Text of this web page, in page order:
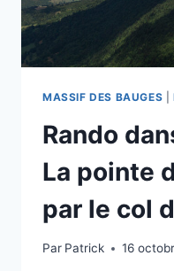
MASSIF DES BAUGES
Rando
La pointe
par le col
Par Patrick 16